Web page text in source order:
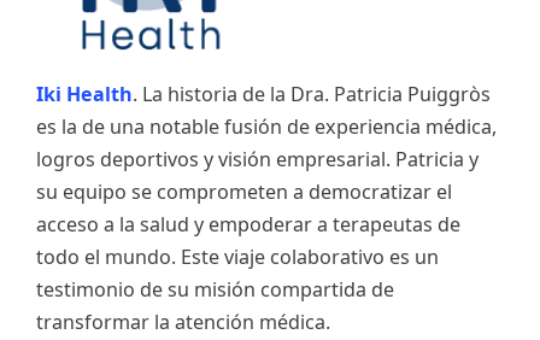
Iki Health. La historia de la Dra. Patricia Puiggròs
es la de una notable fusión de experiencia médica,
logros deportivos y visión empresarial. Patricia y
su equipo se comprometen a democratizar el
acceso a la salud y empoderar a terapeutas de
todo el mundo. Este viaje colaborativo es un
testimonio de su misión compartida de
transformar la atención médica.